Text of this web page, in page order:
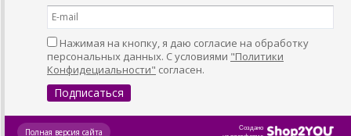
Нажимая на кнопку, я даю согласие на обработку
персональных данных. С условиями "Политики
Конфидециальности" согласен.
Создано
Полная версия сайта